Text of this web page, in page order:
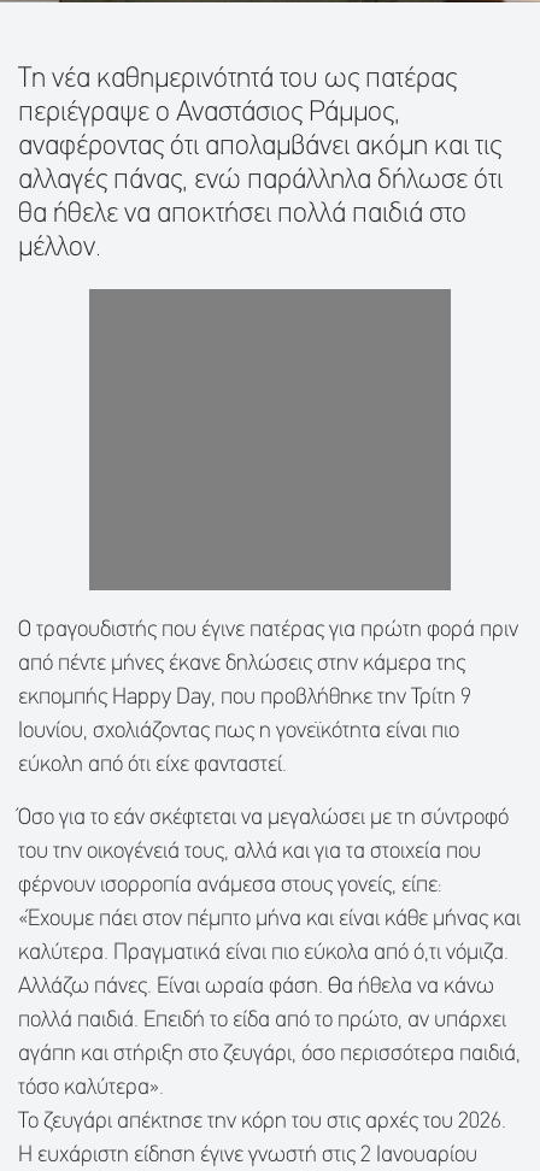
Tη νέα καθημερινότητά του ως πατέρας
περιέγραψε ο Αναστάσιος Ράμμος,
αναφέροντας ότι απολαμβάνει ακόμη και τις
αλλαγές πάνας, ενώ παράλληλα δήλωσε ότι
θα ήθελε να αποκτήσει πολλά παιδιά στο
μέλλον.
Ο τραγουδιστής που έγινε πατέρας για πρώτη φορά πριν
από πέντε μήνες έκανε δηλώσεις στην κάμερα της
εκπομπής Happy Day, που προβλήθηκε την Τρίτη 9
Ιουνίου, σχολιάζοντας πως η γονεϊκότητα είναι πιο
εύκολη από ότι είχε φανταστεί.
Όσο για το εάν σκέφτεται να μεγαλώσει με τη σύντροφό
του την οικογένειά τους, αλλά και για τα στοιχεία που
φέρνουν ισορροπία ανάμεσα στους γονείς, είπε:
«Έχουμε πάει στον πέμπτο μήνα και είναι κάθε μήνας και
καλύτερα. Πραγματικά είναι πιο εύκολα από ό,τι νόμιζα.
Αλλάζω πάνες. Είναι ωραία φάση. Θα ήθελα να κάνω
πολλά παιδιά. Επειδή το είδα από το πρώτο, αν υπάρχει
αγάπη και στήριξη στο ζευγάρι, όσο περισσότερα παιδιά,
τόσο καλύτερα».
Το ζευγάρι απέκτησε την κόρη του στις αρχές του 2026.
Η ευχάριστη είδηση έγινε γνωστή στις 2 Ιανουαρίου